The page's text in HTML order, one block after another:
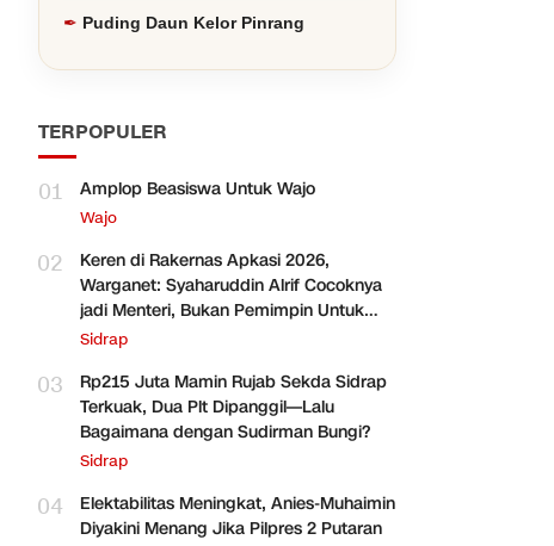
Puding Daun Kelor Pinrang
TERPOPULER
01 Amplop Beasiswa Untuk Wajo
Wajo
02
Keren di Rakernas Apkasi 2026,
Warganet: Syaharuddin Alrif Cocoknya
jadi Menteri, Bukan Pemimpin Untuk
Sidrap Saja
Sidrap
03
Rp215 Juta Mamin Rujab Sekda Sidrap
Terkuak, Dua Plt Dipanggil—Lalu
Bagaimana dengan Sudirman Bungi?
Sidrap
04
Elektabilitas Meningkat, Anies-Muhaimin
Diyakini Menang Jika Pilpres 2 Putaran